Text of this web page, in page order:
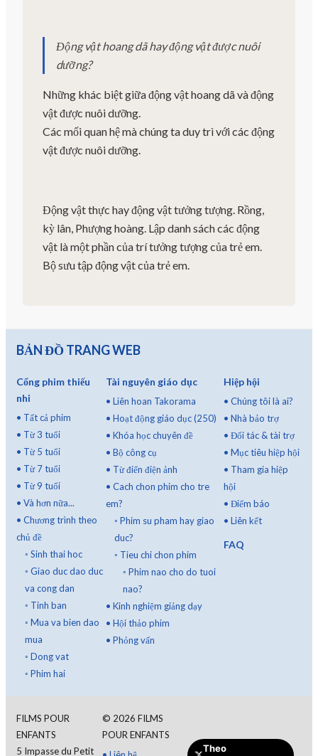
Động vật hoang dã hay động vật được nuôi
dưỡng?
Những khác biệt giữa động vật hoang dã và động
vật được nuôi dưỡng.
Các mối quan hệ mà chúng ta duy trì với các động
vật được nuôi dưỡng.
Động vật thực hay động vật tưởng tượng. Rồng,
kỳ lân, Phượng hoàng. Lập danh sách các động
vật là một phần của trí tưởng tượng của trẻ em.
Bộ sưu tập động vật của trẻ em.
BẢN ĐỒ TRANG WEB
Cổng phim thiếu
nhi
• Tất cả phim
• Từ 3 tuổi
• Từ 5 tuổi
• Từ 7 tuổi
• Từ 9 tuổi
• Và hơn nữa...
• Chương trình theo
chủ đề
◦ Sinh thai hoc
◦ Giao duc dao duc
va cong dan
◦ Tinh ban
◦ Mua va bien dao
mua
◦ Dong vat
◦ Phim hai
Tài nguyên giáo dục
• Liên hoan Takorama
• Hoạt động giáo dục (250)
• Khóa học chuyên đề
• Bộ công cụ
• Từ điển điện ảnh
• Cach chon phim cho tre
em?
◦ Phim su pham hay giao
duc?
◦ Tieu chi chon phim
◦ Phim nao cho do tuoi
nao?
• Kinh nghiệm giảng dạy
• Hội thảo phim
• Phỏng vấn
Hiệp hội
•Chúng tôi là ai?
•Nhà bảo trợ
•Đối tác & tài trợ
•Mục tiêu hiệp hội
• Tham gia hiệp
hội
•Điểm báo
•Liên kết
FAQ
FILMS POUR
ENFANTS
5 Impasse du Petit
© 2026 FILMS
POUR ENFANTS
Theo